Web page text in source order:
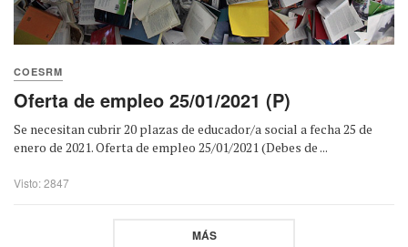
COESRM
Oferta de empleo 25/01/2021 (P)
Se necesitan cubrir 20 plazas de educador/a social a fecha 25 de
enero de 2021. Oferta de empleo 25/01/2021 (Debes de ...
Visto: 2847
MÁS